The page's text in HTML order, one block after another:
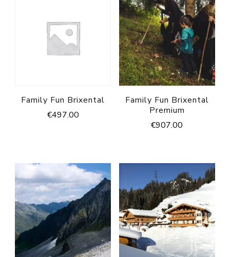
Family Fun Brixental
€497.00
Family Fun Brixental
Premium
€907.00